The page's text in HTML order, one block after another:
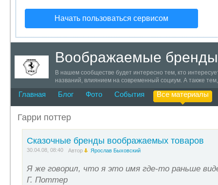
Начать пользоваться сервисом
Воображаемые бренды
В нашем сообществе будет интересно тем, кто
названий, влиянием на современный социум. А также
не придуманы имена и бренды. Внимание! Все уже
Главная Блог Фото События Все материалы
Гарри поттер
Сказочные бренды воображаемых товаров
30.04.08, 08:40 Автор Ярослав Быховский
Я же говорил, что я это имя где-то раньше
Г. Поттер